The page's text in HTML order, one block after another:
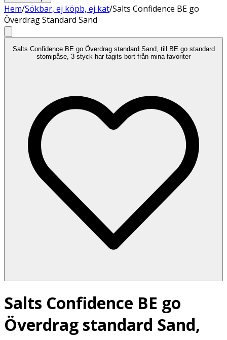
Hem/Sökbar, ej köpb, ej kat/Salts Confidence BE go
Överdrag Standard Sand
Salts Confidence BE go Överdrag standard Sand, till BE go standard
stomipåse, 3 styck har tagits bort från mina favoriter
Salts Confidence BE go
Överdrag standard Sand,